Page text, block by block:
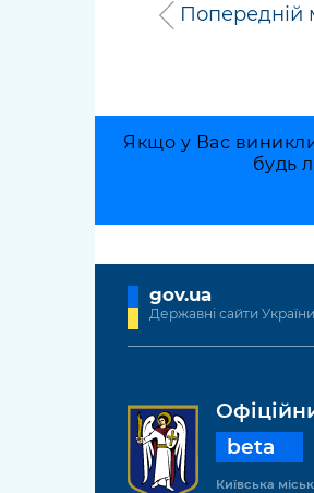
Попередній
Якщо у Вас
будь
gov.ua
Державні сайти України
beta
Київська